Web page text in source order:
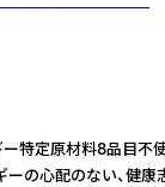
材料8品
配のない